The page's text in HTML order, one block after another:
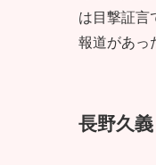
は目撃証言
報道があっ
長野久義